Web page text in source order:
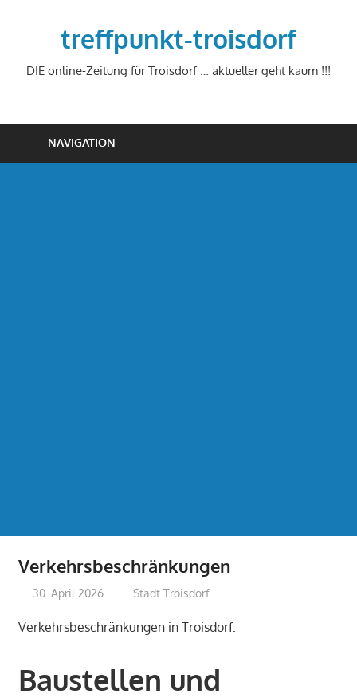
treffpunkt-troisdorf
DIE online-Zeitung für Troisdorf … aktueller geht kaum !!!
NAVIGATION
Verkehrsbeschränkungen
30. April 2026 treffpunkt
Stadt Troisdorf
Verkehrsbeschränkungen in Troisdorf:
Baustellen und